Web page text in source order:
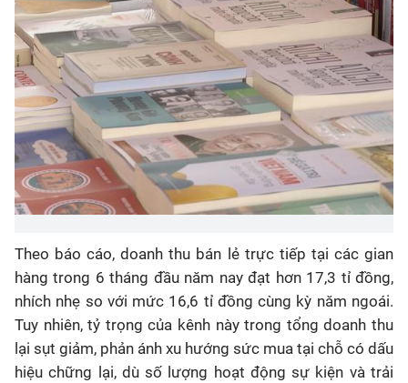
Theo báo cáo, doanh thu bán lẻ trực tiếp tại các gian
hàng trong 6 tháng đầu năm nay đạt hơn 17,3 tỉ đồng,
nhích nhẹ so với mức 16,6 tỉ đồng cùng kỳ năm ngoái.
Tuy nhiên, tỷ trọng của kênh này trong tổng doanh thu
lại sụt giảm, phản ánh xu hướng sức mua tại chỗ có dấu
hiệu chững lại, dù số lượng hoạt động sự kiện và trải